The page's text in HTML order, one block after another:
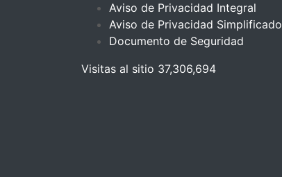
Aviso de Privacidad Integral
Aviso de Privacidad Simplificado
Documento de Seguridad
Visitas al sitio 37,306,694